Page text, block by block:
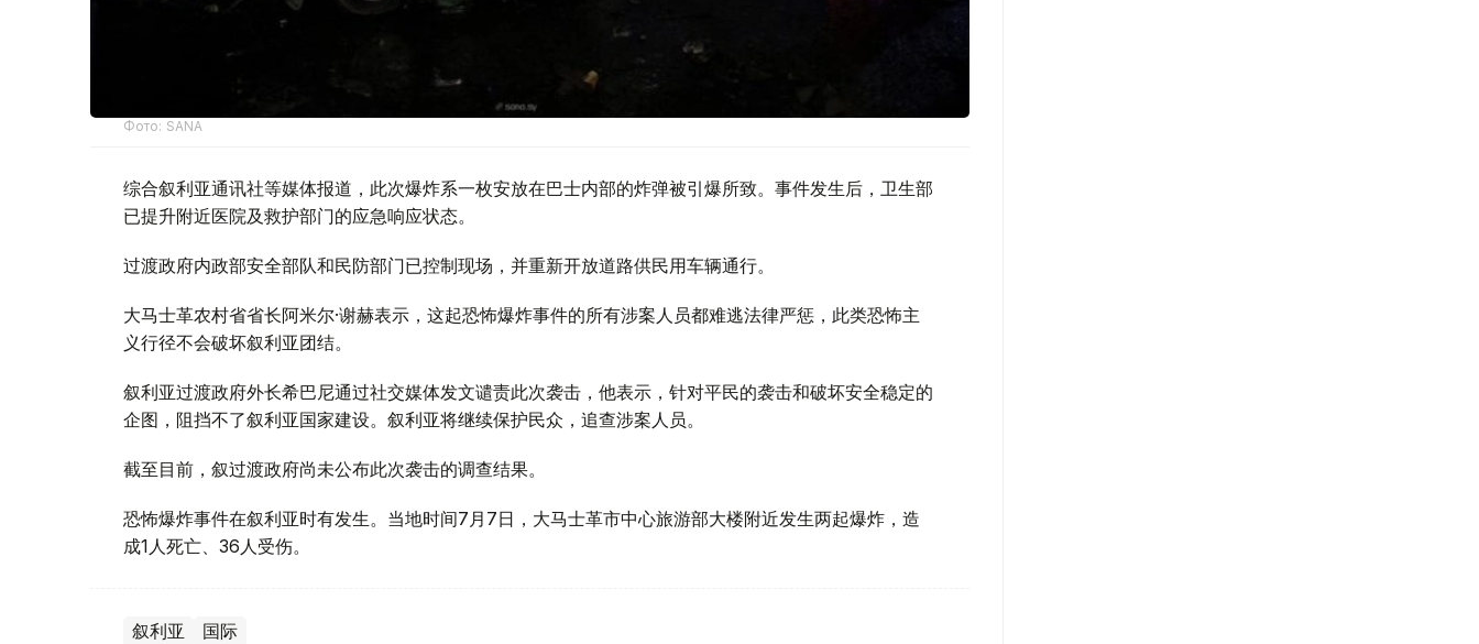
Фото: SANA
综合叙利亚通讯社等媒体报道，此次爆炸系一枚安放在巴士内部的炸弹被引爆所致。事件发生后，卫生部
已提升附近医院及救护部门的应急响应状态。
过渡政府内政部安全部队和民防部门已控制现场，并重新开放道路供民用车辆通行。
大马士革农村省省长阿米尔·谢赫表示，这起恐怖爆炸事件的所有涉案人员都难逃法律严惩，此类恐怖主
义行径不会破坏叙利亚团结。
叙利亚过渡政府外长希巴尼通过社交媒体发文谴责此次袭击，他表示，针对平民的袭击和破坏安全稳定的
企图，阻挡不了叙利亚国家建设。叙利亚将继续保护民众，追查涉案人员。
截至目前，叙过渡政府尚未公布此次袭击的调查结果。
恐怖爆炸事件在叙利亚时有发生。当地时间7月7日，大马士革市中心旅游部大楼附近发生两起爆炸，造
成1人死亡、36人受伤。
叙利亚 国际